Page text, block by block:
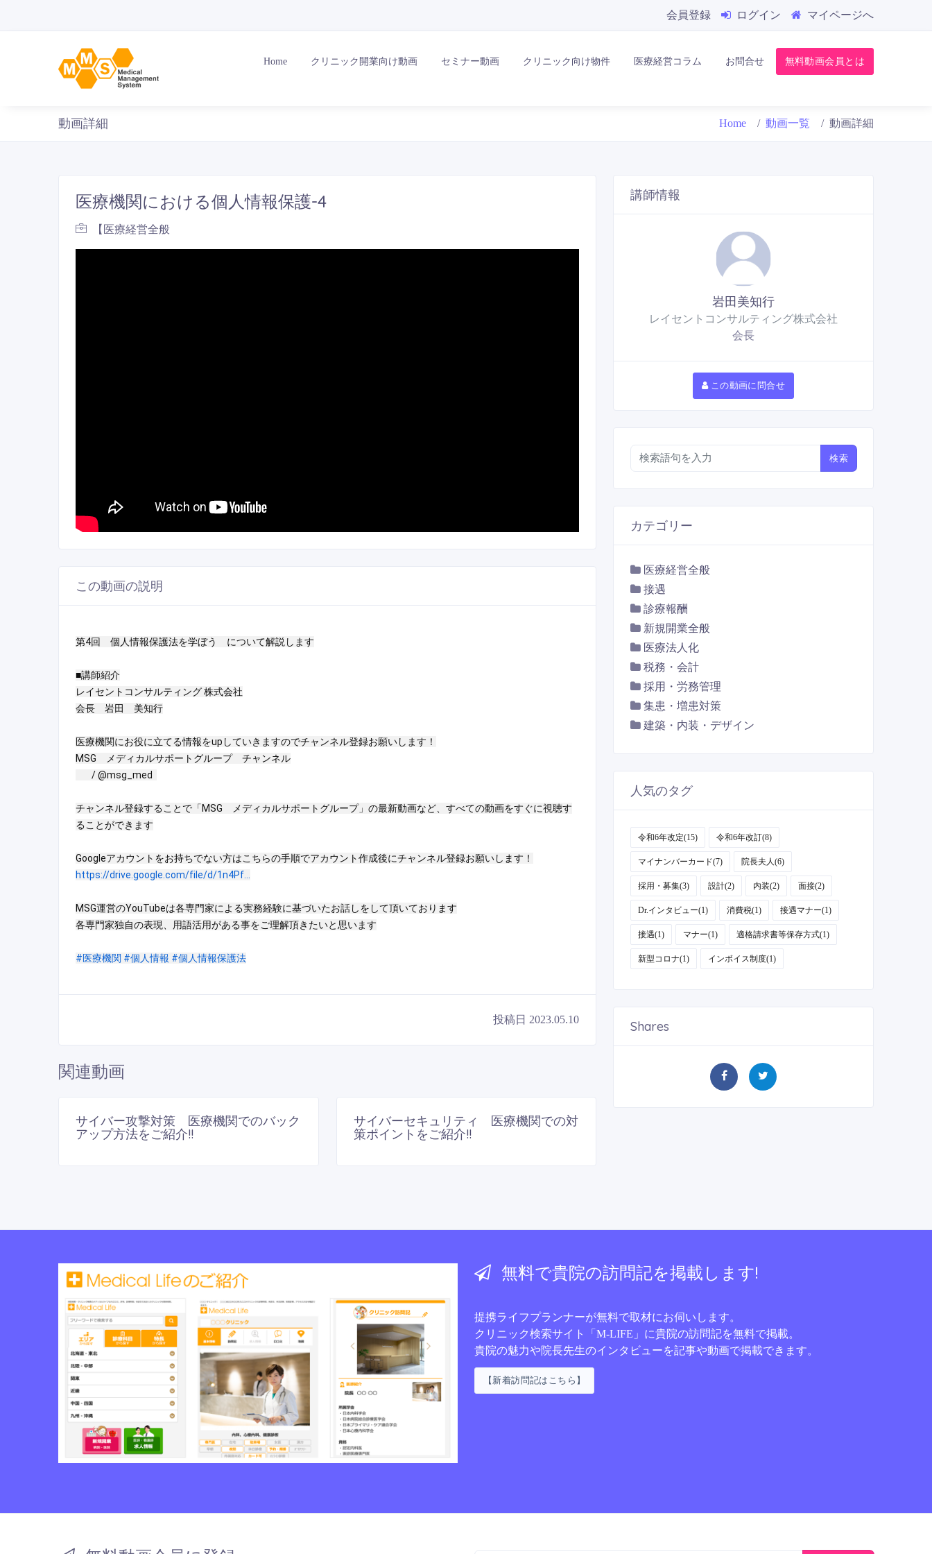
会員登録 ログイン マイページへ
Home クリニック開業向け動画 セミナー動画 クリニック向け物件 医療経営コラム お問合せ 無料動画会員とは
動画詳細 Home 動画一覧 動画詳細
医療機関における個人情報保護-4
【医療経営全般
この動画の説明
第4回　個人情報保護法を学ぼう　について解説します
■講師紹介
レイセントコンサルティング 株式会社
会長　岩田　美知行
医療機関にお役に立てる情報をupしていきますのでチャンネル登録お願いします！
/ @msg_med
チャンネル登録することで「MSG　メディカルサポートグループ」の最新動画など、すべての動画をすぐに視聴す
ることができます
https://drive.google.com/file/d/1n4Pf...
MSG運営のYouTubeは各専門家による実務経験に基づいたお話しをして頂いております
各専門家独自の表現、用語活用がある事をご理解頂きたいと思います
#医療機関 #個人情報 #個人情報保護法
投稿日 2023.05.10
関連動画
医療経営全般
サイバー攻撃対策 医療機関でのバック
アップ方法をご紹介!!
医療経営全般
サイバーセキュリティ 医療機関での対
策ポイントをご紹介!!
講師情報
岩田美知行
レイセントコンサルティング株式会社
会長
この動画に問合せ
検索
カテゴリー
医療経営全般
接遇
診療報酬
新規開業全般
医療法人化
税務・会計
採用・労務管理
集患・増患対策
建築・内装・デザイン
人気のタグ
令和6年改定(15) 令和6年改訂(8)
マイナンバーカード(7) 院長夫人(6)
採用・募集(3) 設計(2) 内装(2) 面接(2)
Dr.インタビュー(1) 消費税(1) 接遇マナー(1)
接遇(1) マナー(1) 適格請求書等保存方式(1)
新型コロナ(1) インボイス制度(1)
Shares
無料で貴院の訪問記を掲載します!
提携ライフプランナーが無料で取材にお伺いします。
クリニック検索サイト
「M-LIFE」 に貴院の訪問記を無料で掲載。
貴院の魅力や院長先生のインタビューを記事や動画で掲載できます。
【新着訪問記はこちら】